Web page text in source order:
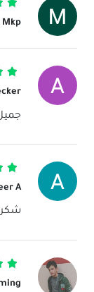
Mkp
A